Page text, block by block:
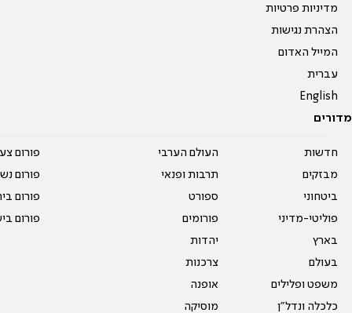
מדיניות פרטיות
הצהרת נגישות
המייל האדום
עברית
English
מדורים
חדשות
מבזקים
ביטחוני
פוליטי-מדיני
בארץ
בעולם
משפט ופלילים
כלכלה ונדל"ן
העולם הערבי
תרבות ופנאי
ספורט
פורומים
יהדות
צרכנות
אופנה
מוסיקה
פורום
פורום
פורום
פורום